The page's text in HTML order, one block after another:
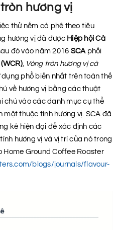
hương vị
thử nếm cà phê theo tiêu
hương vị đã được Hiệp hội Cà
đó vào năm 2016 SCA phối
, Vòng tròn hương vị cà
phổ biến nhất trên toàn thế
về hương vị bằng các thuật
chú vào các danh mục cụ thể
một thuộc tính hương vị. SCA đã
kê hiện đại để xác định các
hương vị và vị trí của nó trong
Home Ground Coffee Roaster
blogs/journals/flavour-